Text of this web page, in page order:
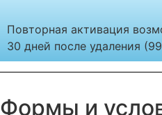
Повторная активация
30 дней после удаления
Формы и